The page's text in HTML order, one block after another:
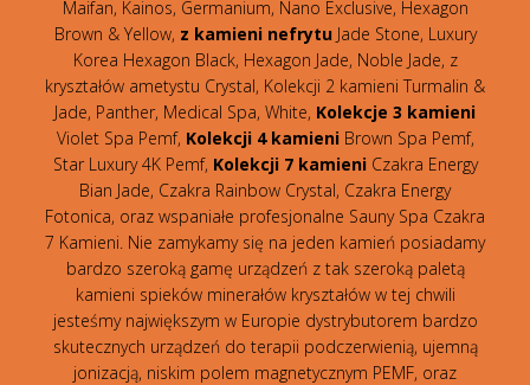
Maifan, Kainos, Germanium, Nano Exclusive, Hexagon
Brown & Yellow, z kamieni nefrytuJade Stone, Luxury
Korea Hexagon Black, Hexagon Jade, Noble Jade, z
kryształów ametystu Crystal, Kolekcji 2 kamieni Turmalin &
Jade, Panther, Medical Spa, White, Kolekcje 3 kamieni
Violet Spa Pemf, Kolekcji 4 kamieniBrown Spa Pemf,
Star Luxury 4K Pemf, Kolekcji 7 kamieniCzakra Energy
Bian Jade, Czakra Rainbow Crystal, Czakra Energy
Fotonica, oraz wspaniałe profesjonalne Sauny Spa Czakra
7 Kamieni. Nie zamykamy się na jeden kamień posiadamy
bardzo szeroką gamę urządzeń z tak szeroką paletą
kamieni spieków minerałów kryształów w tej chwili
jesteśmy największym w Europie dystrybutorem bardzo
skutecznych urządzeń do terapii podczerwienią, ujemną
jonizacją, niskim polem magnetycznym PEMF, oraz